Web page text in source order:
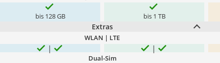
bis 128 GB bis 1 TB
Extras
WLAN | LTE
Dual-Sim